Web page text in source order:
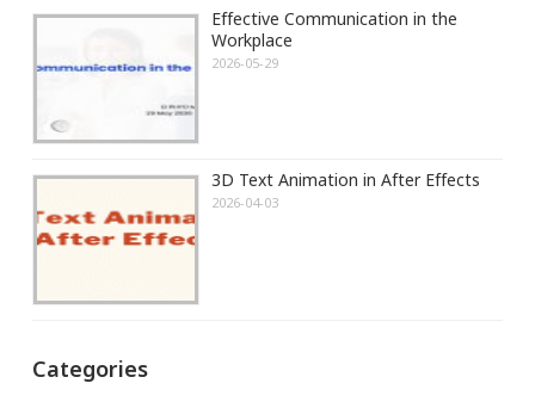
Effective Communication in the
Workplace
2026-05-29
3D Text Animation in After Effects
2026-04-03
Categories